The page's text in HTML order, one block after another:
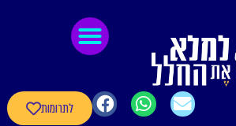
לתרומות